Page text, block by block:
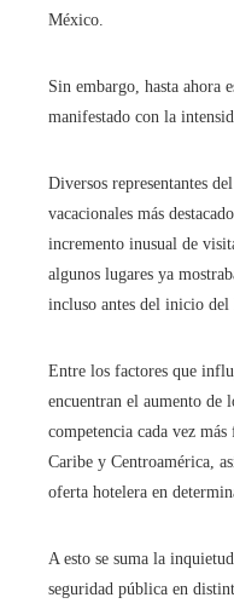
México.
Sin embargo, hasta ahora
manifestado con la
Diversos representantes
vacacionales más
incremento inusual de
algunos lugares ya
incluso antes del inicio
Entre los factores que
encuentran el aumento de
competencia cada vez
Caribe y Centroamérica,
oferta hotelera en
A esto se suma la
seguridad pública en